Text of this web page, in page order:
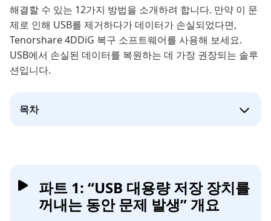
해결할 수 있는 12가지 방법을 소개하려 합니다. 만약 이 문
제로 인해 USB를 제거하다가 데이터가 손실되었다면,
Tenorshare 4DDiG 복구 소프트웨어를 사용해 보세요.
USB에서 손실된 데이터를 복원하는 데 가장 권장되는 솔루
션입니다.
목차
파트 1: “USB 대용량 저장 장치를
꺼내는 동안 문제 발생” 개요